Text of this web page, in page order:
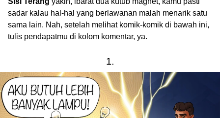
sadar kalau hal-hal yang berlawanan malah menarik satu
sama lain. Nah, setelah melihat komik-komik di bawah ini,
tulis pendapatmu di kolom komentar, ya.
1.